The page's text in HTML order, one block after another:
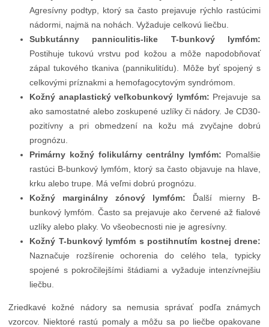
Agresívny podtyp, ktorý sa často prejavuje rýchlo rastúcimi
nádormi, najmä na nohách. Vyžaduje celkovú liečbu.
Subkutánny panniculitis-like T-bunkový lymfóm:
Postihuje tukovú vrstvu pod kožou a môže napodobňovať
zápal tukového tkaniva (pannikulitídu). Môže byť spojený s
celkovými príznakmi a hemofagocytovým syndrómom.
Kožný anaplastický veľkobunkový lymfóm: Prejavuje sa
ako samostatné alebo zoskupené uzlíky či nádory. Je CD30-
pozitívny a pri obmedzení na kožu má zvyčajne dobrú
prognózu.
Primárny kožný folikulárny centrálny lymfóm: Pomalšie
rastúci B-bunkový lymfóm, ktorý sa často objavuje na hlave,
krku alebo trupe. Má veľmi dobrú prognózu.
Kožný marginálny zónový lymfóm: Ďalší mierny B-
bunkový lymfóm. Často sa prejavuje ako červené až fialové
uzlíky alebo plaky. Vo všeobecnosti nie je agresívny.
Kožný T-bunkový lymfóm s postihnutím kostnej drene:
Naznačuje rozšírenie ochorenia do celého tela, typicky
spojené s pokročilejšími štádiami a vyžaduje intenzívnejšiu
liečbu.
Zriedkavé kožné nádory sa nemusia správať podľa známych
vzorcov. Niektoré rastú pomaly a môžu sa po liečbe opakovane